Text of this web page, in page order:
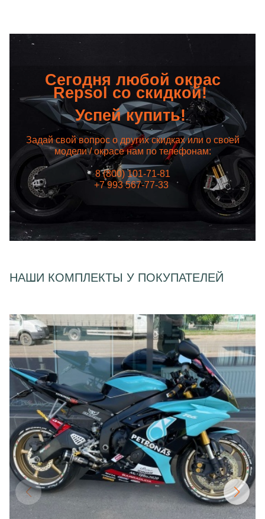
Сегодня любой окрас
Repsol со скидкой!
Успей купить!
Задай свой вопрос о других скидках или о своей
модели / окрасе нам по телефонам:
8 (800) 101-71-81
+7 993 567-77-33
НАШИ КОМПЛЕКТЫ У ПОКУПАТЕЛЕЙ